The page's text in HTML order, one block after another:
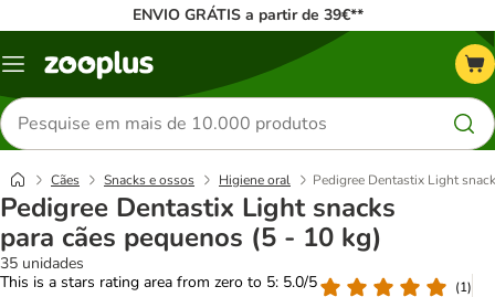
ENVIO GRÁTIS a partir de 39€**
Menu
Pesquisar
produtos
Cães Snacks e ossos Higiene oral Pedigree Dentastix Light
Pedigree Dentastix Light snacks
para cães pequenos (5 - 10 kg)
35 unidades
This is a stars rating area from zero to 5: 5.0/5
(1)